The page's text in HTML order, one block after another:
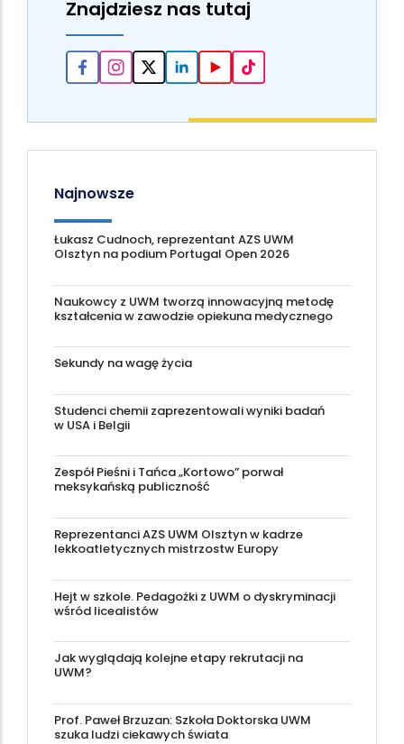
Znajdziesz nas tutaj
Najnowsze
Łukasz Cudnoch, reprezentant AZS UWM
Olsztyn na podium Portugal Open 2026
Naukowcy z UWM tworzą innowacyjną metodę
kształcenia w zawodzie opiekuna medycznego
Sekundy na wagę życia
Studenci chemii zaprezentowali wyniki badań
w USA i Belgii
Zespół Pieśni i Tańca „Kortowo” porwał
meksykańską publiczność
Reprezentanci AZS UWM Olsztyn w kadrze
lekkoatletycznych mistrzostw Europy
Hejt w szkole. Pedagożki z UWM o dyskryminacji
wśród licealistów
Jak wyglądają kolejne etapy rekrutacji na
UWM?
Prof. Paweł Brzuzan: Szkoła Doktorska UWM
szuka ludzi ciekawych świata